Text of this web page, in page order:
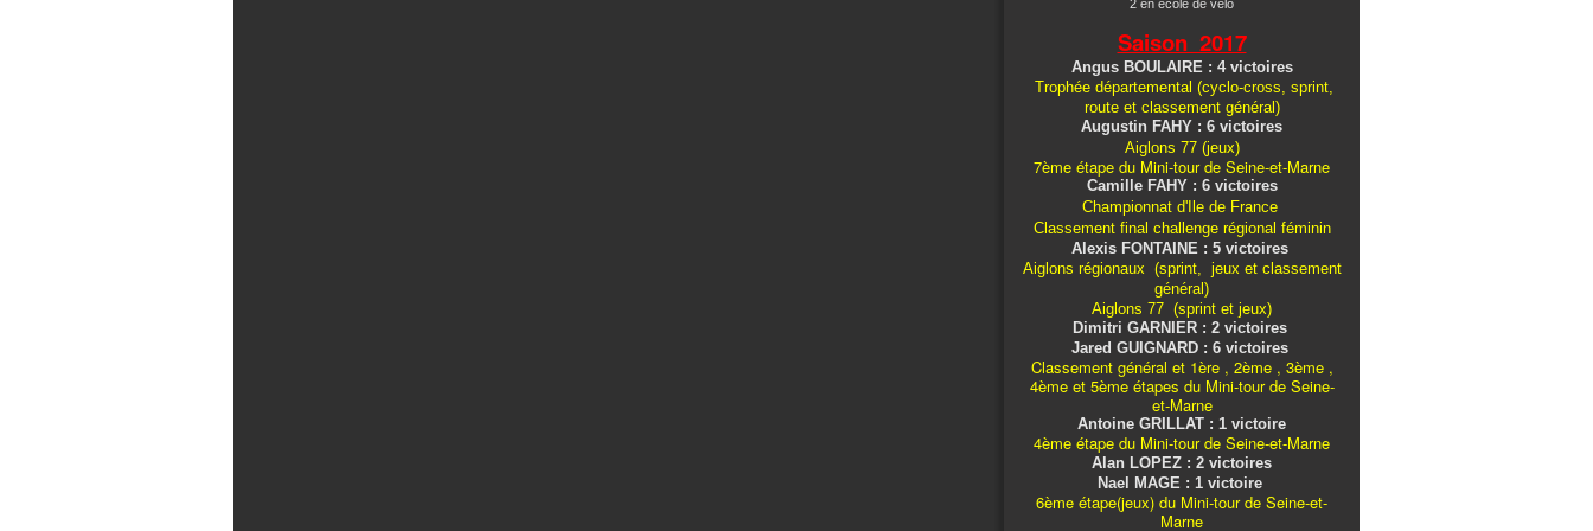
2 en école de vélo
Saison 2017
Angus BOULAIRE : 4 victoires
Trophée départemental (cyclo-cross, sprint,
route et classement général)
Augustin FAHY : 6 victoires
Aiglons 77 (jeux)
7ème étape du Mini-tour de Seine-et-Marne
Camille FAHY : 6 victoires
Championnat d'Ile de France
Classement final challenge régional féminin
Alexis FONTAINE : 5 victoires
Aiglons régionaux (sprint, jeux et classement
général)
Aiglons 77 (sprint et jeux)
Dimitri GARNIER : 2 victoires
Jared GUIGNARD : 6 victoires
Classement général et 1ère , 2ème , 3ème ,
4ème et 5ème étapes du Mini-tour de Seine-
et-Marne
Antoine GRILLAT : 1 victoire
4ème étape du Mini-tour de Seine-et-Marne
Alan LOPEZ : 2 victoires
Nael MAGE : 1 victoire
6ème étape(jeux) du Mini-tour de Seine-et-
Marne